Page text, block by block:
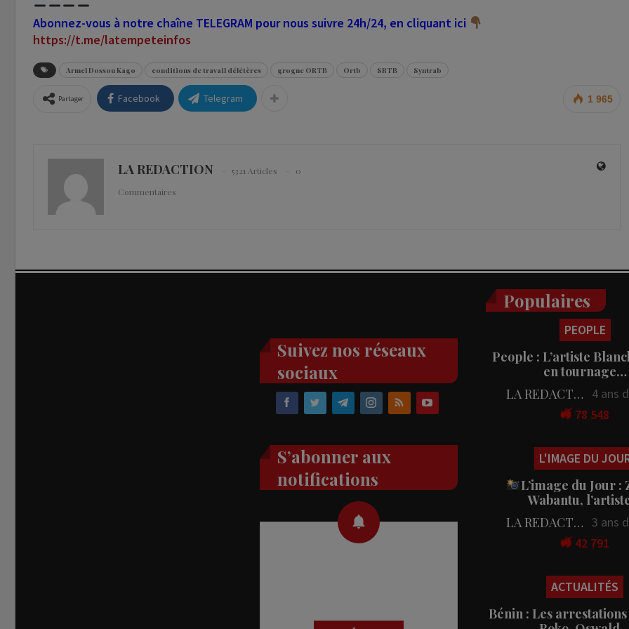
Abonnez-vous à notre chaîne TELEGRAM pour nous suivre 24h/24, en cliquant ici
https://t.me/latempeteinfos
Armel Dossou Kago conditions de travail délétères grogne ORTB Ortb SRTB Syntrab
1 965
Partager Facebook Telegram
LA REDACTION 5321 Articles
0
Commentaires
Suivez nos réseaux
sociaux
S’abonner aux
notifications
Populaires
PEOPLE
People : L’artiste
en tournage…
LA REDACTION
4 ans
78 548
L'IMAGE DU
L’image du Jour :
Wabantu,
LA REDACTION 3 ans
42 791
ACTUALITÉS
Bénin : Les